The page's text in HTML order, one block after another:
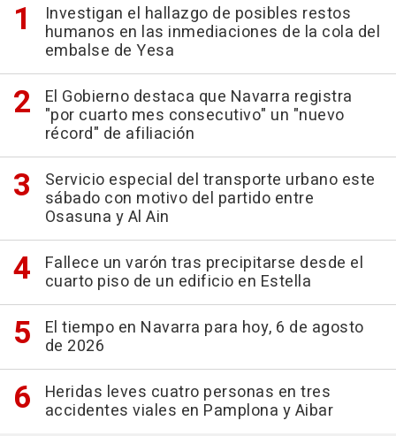
Investigan el hallazgo de posibles restos
humanos en las inmediaciones de la cola del
embalse de Yesa
El Gobierno destaca que Navarra registra
"por cuarto mes consecutivo" un "nuevo
récord" de afiliación
Servicio especial del transporte urbano este
sábado con motivo del partido entre
Osasuna y Al Ain
Fallece un varón tras precipitarse desde el
cuarto piso de un edificio en Estella
El tiempo en Navarra para hoy, 6 de agosto
de 2026
Heridas leves cuatro personas en tres
accidentes viales en Pamplona y Aibar